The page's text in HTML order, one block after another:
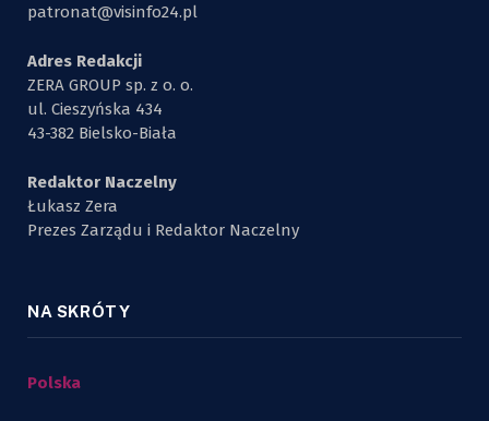
patronat@visinfo24.pl
Adres Redakcji
ZERA GROUP sp. z o. o.
ul. Cieszyńska 434
43-382 Bielsko-Biała
Redaktor Naczelny
Łukasz Zera
Prezes Zarządu i Redaktor Naczelny
NA SKRÓTY
Polska